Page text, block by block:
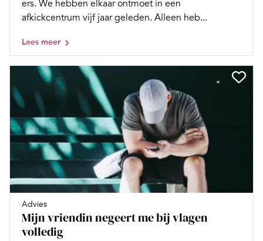
ers. We hebben elkaar ontmoet in een
afkickcentrum vijf jaar geleden. Alleen heb...
Lees meer
Advies
Mijn vriendin negeert me bij vlagen
volledig